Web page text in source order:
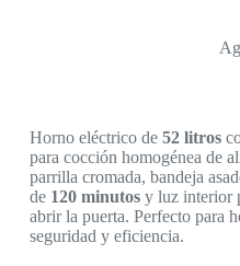
Horno eléctrico de 52 litros
para cocción homogénea de
parrilla cromada, bandeja
de 120 minutosy luz interior
abrir la puerta. Perfecto para
seguridad y eficiencia.